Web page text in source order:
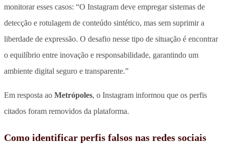
monitorar esses casos: “O Instagram deve empregar sistemas de
detecção e rotulagem de conteúdo sintético, mas sem suprimir a
liberdade de expressão. O desafio nesse tipo de situação é encontrar
o equilíbrio entre inovação e responsabilidade, garantindo um
ambiente digital seguro e transparente.”
Em resposta ao Metrópoles, o Instagram informou que os perfis
citados foram removidos da plataforma.
Como identificar perfis falsos nas redes sociais